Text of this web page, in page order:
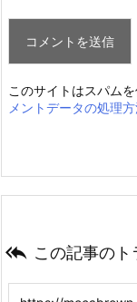
このサイトはスパム
メントデータの処理
 この記事の